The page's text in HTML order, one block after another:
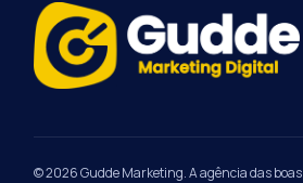
© 2026 Gudde Marketing. A agência das boas